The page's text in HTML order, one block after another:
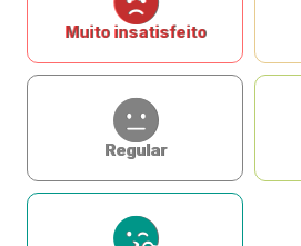
Muito insatisfeito
Regular